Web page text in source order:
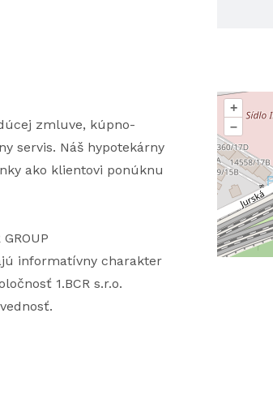
zmluve, kúpno-
servis. Náš hypotekárny
ako klientovi ponúknu
informatívny charakter
1.BCR s.r.o.
+
–